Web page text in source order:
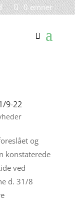
0 emner
9-22
og
konstaterede
ved
d. 31/8